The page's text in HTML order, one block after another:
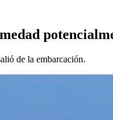
de la embarcación.